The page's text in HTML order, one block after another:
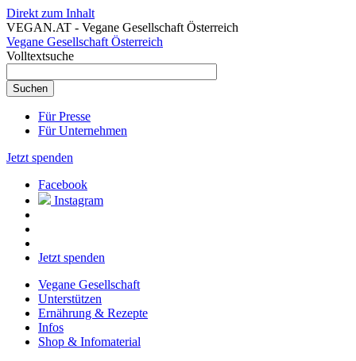
Direkt zum Inhalt
VEGAN.AT - Vegane Gesellschaft Österreich
Vegane Gesellschaft Österreich
Volltextsuche
Für Presse
Für Unternehmen
Jetzt spenden
Facebook
Instagram
Jetzt spenden
Vegane Gesellschaft
Unterstützen
Ernährung & Rezepte
Infos
Shop & Infomaterial